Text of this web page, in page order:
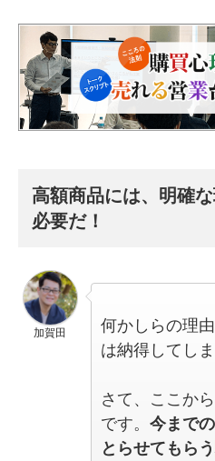
高額商品には、明確
必要だ！
加賀田
何かしらの理
は納得してしま
さて、ここか
です。 今まで
とらせてもらう